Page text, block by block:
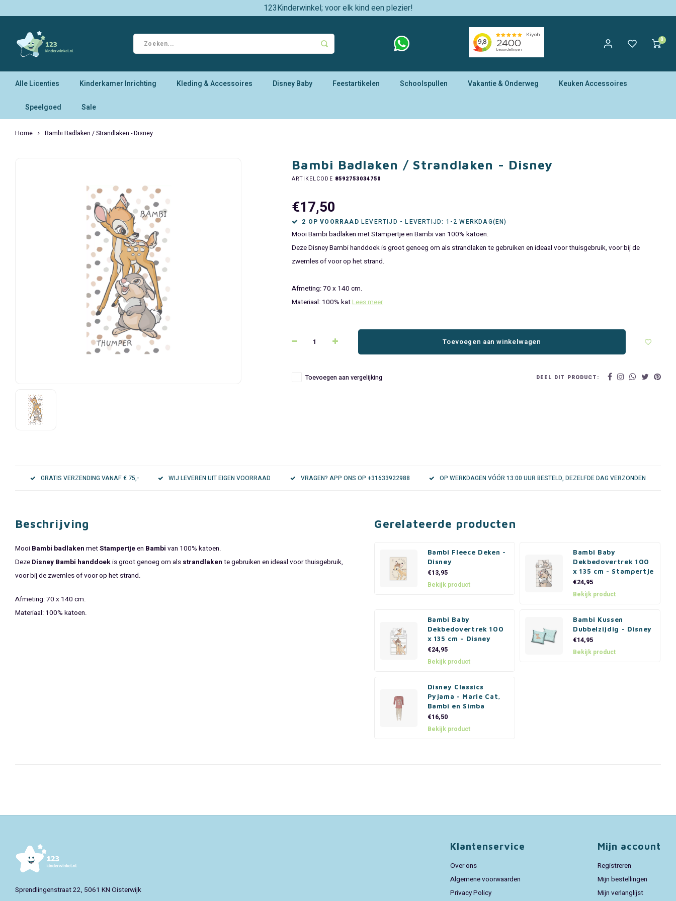
123Kinderwinkel; voor elk kind een plezier!
0
Alle Licenties Kinderkamer Inrichting Kleding & Accessoires Disney Baby Feestartikelen Schoolspullen Vakantie & Onderweg Keuken Accessoires
Speelgoed Sale
Home Bambi Badlaken / Strandlaken - Disney
Bambi Badlaken / Strandlaken - Disney
ARTIKELCODE 8592753034750
€17,50
2 OP VOORRAAD LEVERTIJD - LEVERTIJD: 1-2 WERKDAG(EN)
Mooi Bambi badlaken met Stampertje en Bambi van 100% katoen.
Deze Disney Bambi handdoek is groot genoeg om als strandlaken te gebruiken en ideaal voor thuisgebruik, voor bij de
zwemles of voor op het strand.
Afmeting: 70 x 140 cm.
Materiaal: 100% katLees meer
Toevoegen aan winkelwagen
Toevoegen aan vergelijking DEEL DIT PRODUCT:
GRATIS VERZENDING VANAF € 75,- WIJ LEVEREN UIT EIGEN VOORRAAD VRAGEN? APP ONS OP +31633922988 OP WERKDAGEN VÓÓR 13:00 UUR BESTELD, DEZELFDE DAG VERZONDEN
Beschrijving
Mooi Bambi badlaken metStampertjeen Bambi van 100% katoen.
Deze Disney Bambi handdoekis groot genoeg om als strandlaken te gebruiken en ideaal voor thuisgebruik,
voor bij de zwemles of voor op het strand.
Afmeting: 70 x 140 cm.
Materiaal: 100% katoen.
Gerelateerde producten
Bambi Fleece Deken -
Disney
€13,95
Bekijk product
Bambi Baby
Dekbedovertrek 100
x 135 cm - Stampertje
€24,95
Bekijk product
Bambi Baby
Dekbedovertrek 100
x 135 cm - Disney
€24,95
Bekijk product
Bambi Kussen
Dubbelzijdig - Disney
€14,95
Bekijk product
Disney Classics
Pyjama - Marie Cat,
Bambi en Simba
€16,50
Bekijk product
Sprendlingenstraat 22, 5061 KN Oisterwijk
Klantenservice
Over ons
Algemene voorwaarden
Privacy Policy
Mijn account
Registreren
Mijn bestellingen
Mijn verlanglijst